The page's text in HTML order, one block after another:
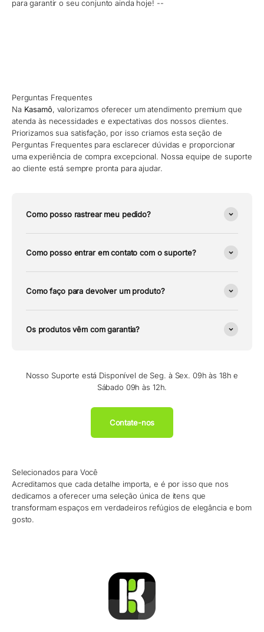
para garantir o seu conjunto ainda hoje! --
Perguntas Frequentes
Na Kasamô, valorizamos oferecer um atendimento premium que
atenda às necessidades e expectativas dos nossos clientes.
Priorizamos sua satisfação, por isso criamos esta seção de
Perguntas Frequentes para esclarecer dúvidas e proporcionar
uma experiência de compra excepcional. Nossa equipe de suporte
ao cliente está sempre pronta para ajudar.
Como posso rastrear meu pedido?
Como posso entrar em contato com o suporte?
Como faço para devolver um produto?
Os produtos vêm com garantia?
Nosso Suporte está Disponível de Seg. à Sex. 09h às 18h e
Sábado 09h às 12h.
Contate-nos
Selecionados para Você
Acreditamos que cada detalhe importa, e é por isso que nos
dedicamos a oferecer uma seleção única de itens que
transformam espaços em verdadeiros refúgios de elegância e bom
gosto.